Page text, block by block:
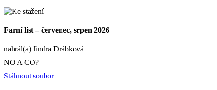
Farní list – červenec, srpen 2026
nahrál(a) Jindra Drábková
NO A CO?
Stáhnout soubor